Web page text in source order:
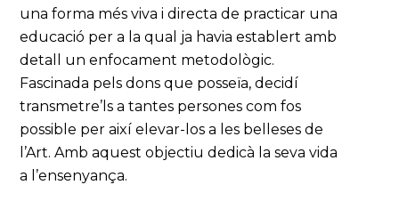
una forma més viva i directa de practicar una
educació per a la qual ja havia establert amb
detall un enfocament metodològic.
Fascinada pels dons que posseïa, decidí
transmetre’ls a tantes persones com fos
possible per així elevar-los a les belleses de
l’Art. Amb aquest objectiu dedicà la seva vida
a l’ensenyança.